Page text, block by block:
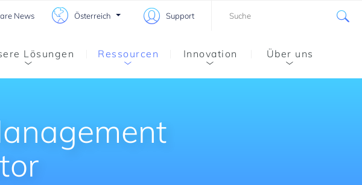
News Österreich Support
Lösungen Ressourcen Innovation Über uns